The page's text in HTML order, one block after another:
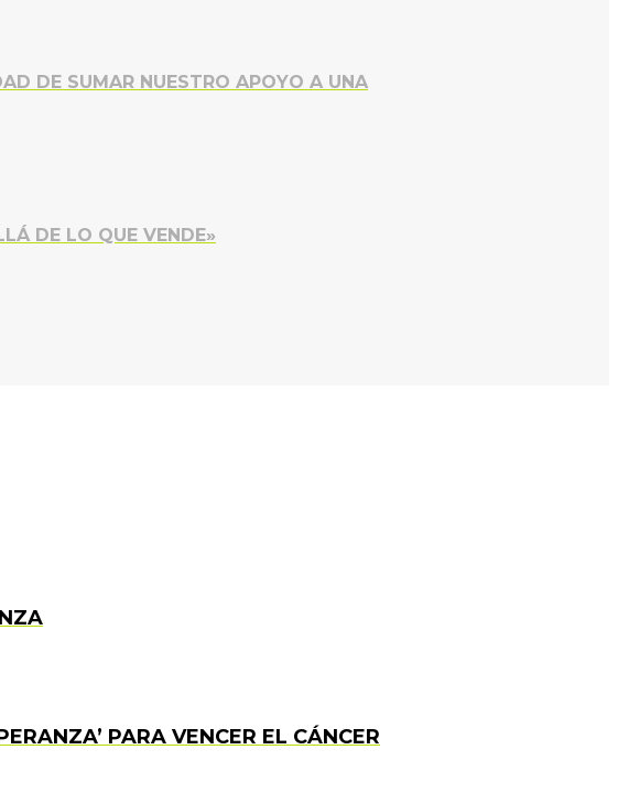
DE SUMAR NUESTRO APOYO A UNA
DE LO QUE VENDE»
PARA VENCER EL CÁNCER